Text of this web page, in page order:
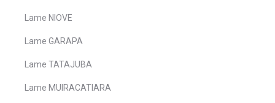
Lame NIOVE
Lame GARAPA
Lame TATAJUBA
Lame MUIRACATIARA